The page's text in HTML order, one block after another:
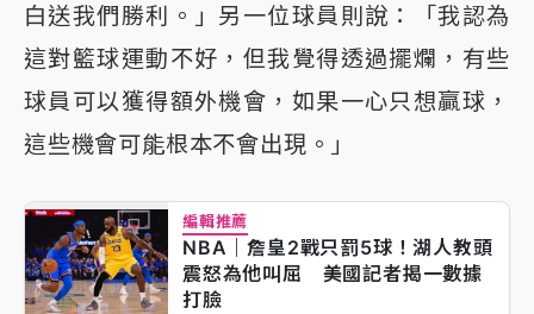
白送我們勝利。」另一位球員則說：「我認為
這對籃球運動不好，但我覺得透過擺爛，有些
球員可以獲得額外機會，如果一心只想贏球，
這些機會可能根本不會出現。」
編輯推薦
NBA｜詹皇2戰只罰5球！湖人教頭
震怒為他叫屈 美國記者揭一數據
打臉